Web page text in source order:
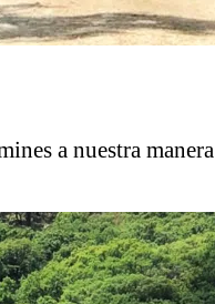
a nuestra manera